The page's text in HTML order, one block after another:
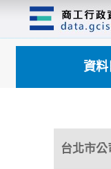
資料
台北市